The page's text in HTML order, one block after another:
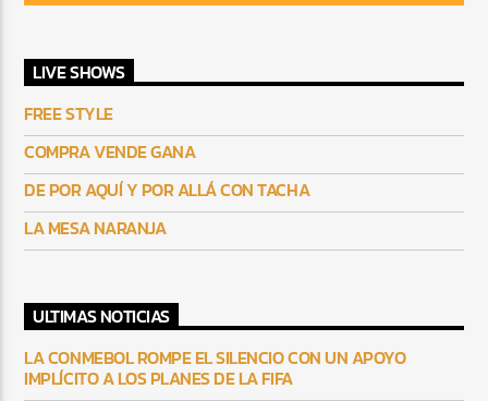
LIVE SHOWS
FREE STYLE
COMPRA VENDE GANA
DE POR AQUÍ Y POR ALLÁ CON TACHA
LA MESA NARANJA
ULTIMAS NOTICIAS
LA CONMEBOL ROMPE EL SILENCIO CON UN APOYO
IMPLÍCITO A LOS PLANES DE LA FIFA